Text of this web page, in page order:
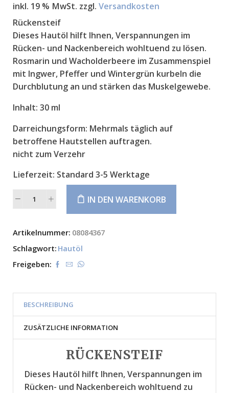
inkl. 19 % MwSt. zzgl. Versandkosten
Rückensteif
Dieses Hautöl hilft Ihnen, Verspannungen im
Rücken- und Nackenbereich wohltuend zu lösen.
Rosmarin und Wacholderbeere im Zusammenspiel
mit Ingwer, Pfeffer und Wintergrün kurbeln die
Durchblutung an und stärken das Muskelgewebe.
Inhalt: 30 ml
Darreichungsform: Mehrmals täglich auf
betroffene Hautstellen auftragen.
nicht zum Verzehr
Lieferzeit: Standard 3-5 Werktage
IN DEN WARENKORB
Alternative:
Artikelnummer: 08084367
Schlagwort: Hautöl
Freigeben:
BESCHREIBUNG
ZUSÄTZLICHE INFORMATION
RÜCKENSTEIF
Dieses Hautöl hilft Ihnen, Verspannungen im
Rücken- und Nackenbereich wohltuend zu